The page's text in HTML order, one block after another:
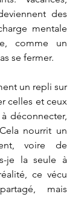
des
mentale
comme un
se fermer.
un repli sur
celles et ceux
déconnecter,
nourrit un
voire de
je la seule à
ce vécu
mais